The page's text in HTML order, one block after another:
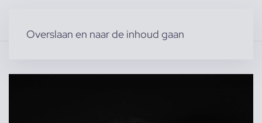
Overslaan en naar de inhoud gaan